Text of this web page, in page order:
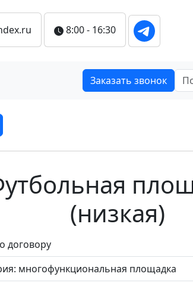
8:00 - 16:30
Заказать звонок
(низкая)
договору
многофункциональная площадка